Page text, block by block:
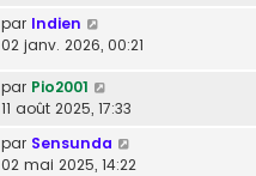
par Indien
02 janv. 2026, 00:21
par Pio2001
11 août 2025, 17:33
par Sensunda
02 mai 2025, 14:22